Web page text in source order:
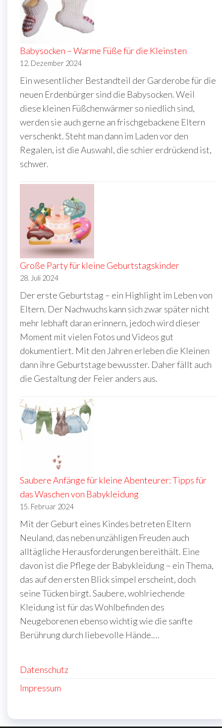
Babysocken – Warme Füße für die Kleinsten
12. Dezember 2024
Ein wesentlicher Bestandteil der Garderobe für die
neuen Erdenbürger sind die Babysocken. Weil
diese kleinen Füßchenwärmer so niedlich sind,
werden sie auch gerne an frischgebackene Eltern
verschenkt. Steht man dann im Laden vor den
Regalen, ist die Auswahl, die schier erdrückend ist,
schwer.
Große Party für kleine Geburtstagskinder
28. Juli 2024
Der erste Geburtstag – ein Highlight im Leben von
Eltern. Der Nachwuchs kann sich zwar später nicht
mehr lebhaft daran erinnern, jedoch wird dieser
Moment mit vielen Fotos und Videos gut
dokumentiert. Mit den Jahren erleben die Kleinen
dann ihre Geburtstage bewusster. Daher fällt auch
die Gestaltung der Feier anders aus.
Saubere Anfänge für kleine Abenteurer: Tipps für
das Waschen von Babykleidung
15. Februar 2024
Mit der Geburt eines Kindes betreten Eltern
Neuland, das neben unzähligen Freuden auch
alltägliche Herausforderungen bereithält. Eine
davon ist die Pflege der Babykleidung – ein Thema,
das auf den ersten Blick simpel erscheint, doch
seine Tücken birgt. Saubere, wohlriechende
Kleidung ist für das Wohlbefinden des
Neugeborenen ebenso wichtig wie die sanfte
Berührung durch liebevolle Hände.…
Datenschutz
Impressum